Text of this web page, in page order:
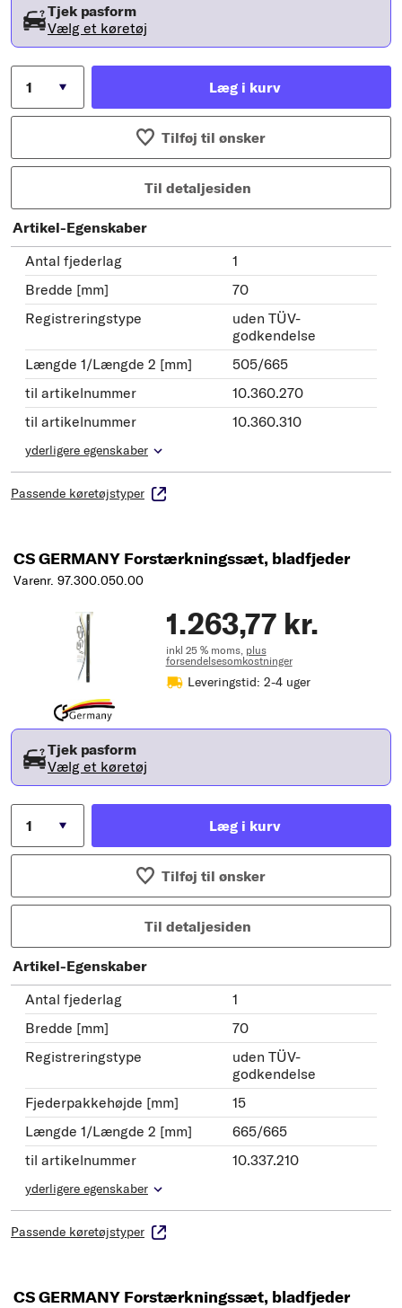
Tjek pasform
Vælg et køretøj
Læg i kurv
Tilføj til ønsker
Til detaljesiden
Artikel-Egenskaber
Antal fjederlag
1
Bredde [mm]
70
Registreringstype
uden TÜV-
godkendelse
Længde 1/Længde 2 [mm]
505/665
til artikelnummer
10.360.270
til artikelnummer
10.360.310
yderligere egenskaber
Passende køretøjstyper
CS GERMANY Forstærkningssæt, bladfjeder
Varenr. 97.300.050.00
1.263,77 kr.
inkl 25 % moms, plus
forsendelsesomkostninger
Leveringstid: 2-4 uger
Tjek pasform
Vælg et køretøj
Læg i kurv
Tilføj til ønsker
Til detaljesiden
Artikel-Egenskaber
Antal fjederlag
1
Bredde [mm]
70
Registreringstype
uden TÜV-
godkendelse
Fjederpakkehøjde [mm]
15
Længde 1/Længde 2 [mm]
665/665
til artikelnummer
10.337.210
yderligere egenskaber
Passende køretøjstyper
CS GERMANY Forstærkningssæt, bladfjeder